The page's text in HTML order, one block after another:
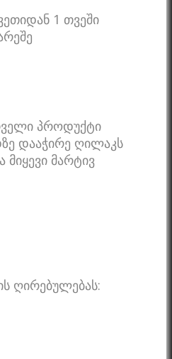
1 თვეში
პროდუქტი
დააჭირე ღილაკს
მარტივ
ღირებულებას: